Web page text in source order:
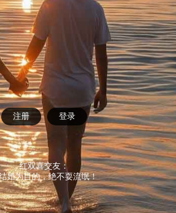
注册 登录
红双喜交友：
婚为目的，绝不耍流氓！